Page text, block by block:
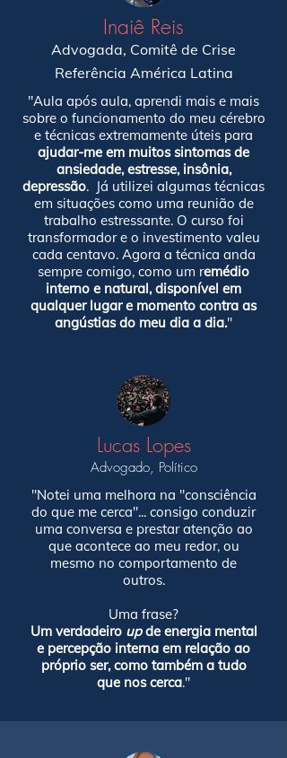
Inaiê Reis
Advogada, Comitê de Crise
Referência América Latina
"Aula após aula, aprendi mais e mais
sobre o funcionamento do meu cérebro
e técnicas extremamente úteis para
ajudar-me em muitos sintomas de
ansiedade, estresse, insônia,
depressão. Já utilizei algumas técnicas
em situações como uma reunião de
trabalho estressante. O curso foi
transformador e o investimento valeu
cada centavo. Agora a técnica anda
sempre comigo, como um remédio
interno e natural, disponível em
qualquer lugar e momento contra as
angústias do meu dia a dia."
Lucas Lopes
Advogado, Político
"Notei uma melhora na "consciência
do que me cerca"... consigo conduzir
uma conversa e prestar atenção ao
que acontece ao meu redor, ou
mesmo no comportamento de
outros.
Uma frase?
Um verdadeiro upde energia mental
e percepção interna em relação ao
próprio ser, como também a tudo
que nos cerca."